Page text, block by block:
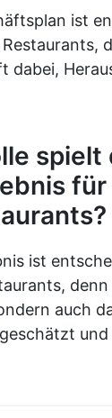
ist
dabei,
spielt
ist
auch